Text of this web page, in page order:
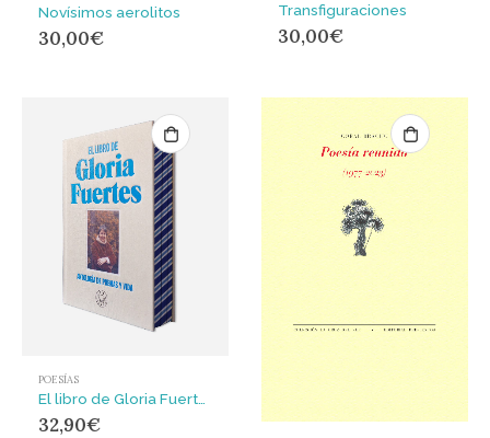
Novísimos aerolitos
30,00€
Transfiguraciones
30,00€
POESÍAS
32,90€